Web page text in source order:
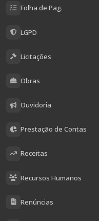
Folha de Pag.
LGPD
Licitações
Obras
Ouvidoria
Prestação de Contas
Receitas
Recursos Humanos
Renúncias